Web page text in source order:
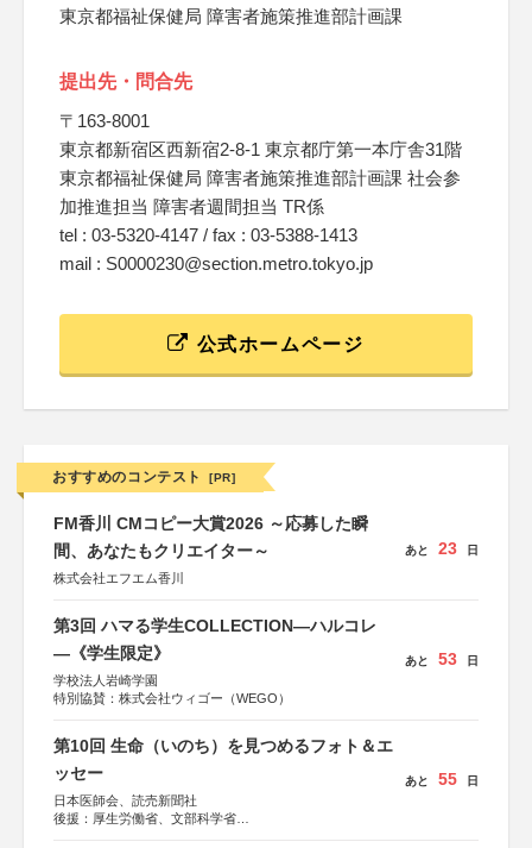
東京都福祉保健局 障害者施策推進部計画課
提出先・問合先
〒163-8001
東京都新宿区西新宿2-8-1 東京都庁第一本庁舎31階
東京都福祉保健局 障害者施策推進部計画課 社会参
加推進担当 障害者週間担当 TR係
tel : 03-5320-4147 / fax : 03-5388-1413
mail : S0000230@section.metro.tokyo.jp
公式ホームページ
おすすめのコンテスト [PR]
FM香川 CMコピー大賞2026 ～応募した瞬
間、あなたもクリエイター～
株式会社エフエム香川
あと 23 日
第3回 ハマる学生COLLECTION―ハルコレ
―《学生限定》
学校法人岩崎学園
特別協賛：株式会社ウィゴー（WEGO）
あと 53 日
第10回 生命（いのち）を見つめるフォト＆エ
ッセー
日本医師会、読売新聞社
後援：厚生労働省、文部科学省
あと 55 日